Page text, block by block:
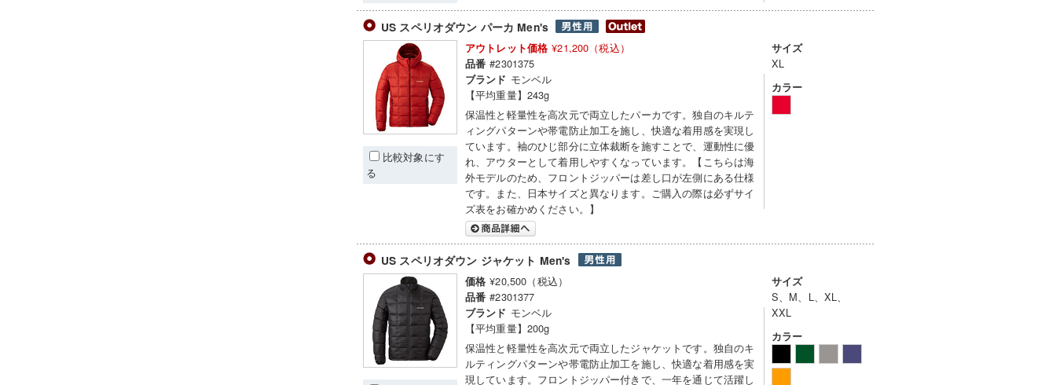
US スペリオダウン パーカ Men's
比較対象にす
る
アウトレット価格 ¥21,200（税込）
品番 #2301375
ブランド モンベル
【平均重量】243g
保温性と軽量性を高次元で両立したパーカです。独自のキルテ
ィングパターンや帯電防止加工を施し、快適な着用感を実現し
ています。袖のひじ部分に立体裁断を施すことで、運動性に優
れ、アウターとして着用しやすくなっています。【こちらは海
外モデルのため、フロントジッパーは差し口が左側にある仕様
です。また、日本サイズと異なります。ご購入の際は必ずサイ
ズ表をお確かめください。】
サイズ
XL
カラー
US スペリオダウン ジャケット Men's
価格 ¥20,500（税込）
品番 #2301377
ブランド モンベル
【平均重量】200g
保温性と軽量性を高次元で両立したジャケットです。独自のキ
ルティングパターンや帯電防止加工を施し、快適な着用感を実
現しています。フロントジッパー付きで、一年を通じて活躍し
サイズ
S、M、L、XL、
XXL
カラー